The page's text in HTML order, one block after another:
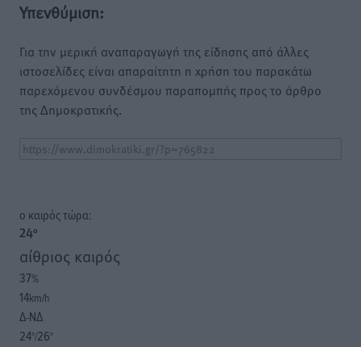
Υπενθύμιση:
Για την μερική αναπαραγωγή της είδησης από άλλες
ιστοσελίδες είναι απαραίτητη η χρήση του παρακάτω
παρεχόμενου συνδέσμου παραπομπής προς το άρθρο
της Δημοκρατικής.
o καιρός τώρα:
24°
αίθριος καιρός
37%
14km/h
Δ-ΝΔ
24°/26°